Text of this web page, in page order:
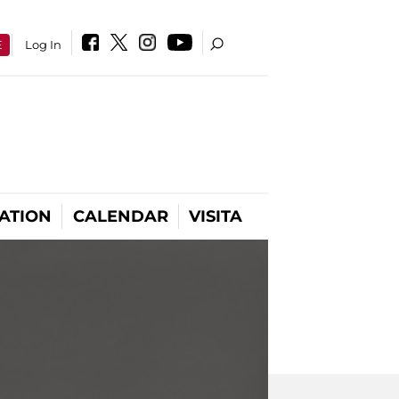
Log In
CALENDAR VISITA